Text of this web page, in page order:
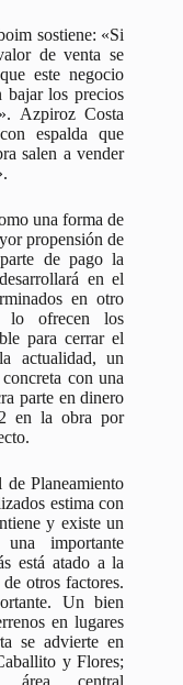
sostiene: «Si
de venta se
este negocio
bajar los precios
Azpiroz Costa
espalda que
salen a vender
una forma de
propensión de
de pago la
en el
en otro
lo ofrecen los
para cerrar el
actualidad, un
con una
parte en dinero
en la obra por
Planeamiento
estima con
y existe un
importante
está atado a la
otros factores.
Un bien
en lugares
se advierte en
y Flores;